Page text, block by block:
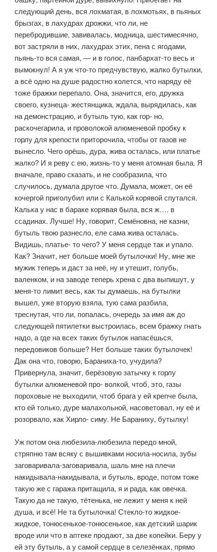
следующий день, вся лохматая, в лохмотьях, в пьяных
брызгах, в лахудрах дрожжи, что ли, не
перебродившие, завивалась, модница, шестимесячно,
вот застряли в них, лахудрах этих, пена с ягодами,
пьянь-то вся самая, — и в голос, панбархат-то весь и
вымокнул! А я уж что-то предчувствую, жалко бутылки,
а всё одно на душе радостно колется, что на­ряду её
тоже бражки перепало. Она, значится, его, дружка
своего, кузнеца- жестянщика, ждала, вырядилась, как
на демонстрацию, и бутыль тую, как гор- но,
раскочегарила, и проволокой алюменевой пробку к
горлу для крепости приторочила, чтобы от газов не
вынесло. Чего орёшь, дура, жива осталась, или платье
жалко? И я реву с ею, жизнь-то у меня атомная была. Я
внача­ле, право сказать, и не сообразила, что
случилось, думала другое что. Думала, может, он её
кочергой приголубил или с Калькой корявой спутался.
Калька у нас в бараке корявая была, вся ж…. в
ссадинах. Лучше! Ну, говорит, Семёнов­на, не казни,
бутыль твою разнесло, еле сама жива осталась.
Видишь, платье- то чего? У меня сердце так и упало.
Как? Значит, нет больше моей бутылоч­ки! Ну, мне же
мужик теперь и даст за неё, ну и утешит, голубь,
валенком, и на заводе теперь хрена с два выпишут, у
меня-то лимит весь, как ты думаешь, на бутылки
вышел, уже вторую взяла, тую сама разбила,
треснутая, что ли, по­палась, очередь за имя аж до
следующей пятилетки выстроилась, всем браж­ку гнать
надо, а где на всех таких бутылок напасёшься,
передовиков больше? Нет больше таких бутылочек!
Дак она что, говорю, Бараниха-то, учудила?
Привернула, значит, берёзовую затычку к горлу
бутылки алюменевой про- волкой, чтоб, это, газы
пороховые не выходили, чтоб брага у ей крепче была,
кто ей только, дуре малахольной, насоветовал, ну её и
розорвало, как Хирло- симу. Не Бараниху, бутылку!
Уж потом она любезила-любезила передо мной,
стряпню там всяку с вышивками носила-носила, зубы
заговаривала-заговаривала, шаль мне на плечи
накидывала-накидывала, и бутыль, вроде, потом тоже
такую же с га­ража притащила, я и рада, как овечка.
Такую да не такую, тётенька, не ле­жит у меня к ней
душа, и всё! Не та бутылочка! Стекло-то жидкое-
жидкое, тонюсенькое-тонюсенькое, как детский шарик
вроде или что в аптеке про­дают, за две копейки. Беру у
ей эту бутыль, а у самой сердце в селезёнках, прямо